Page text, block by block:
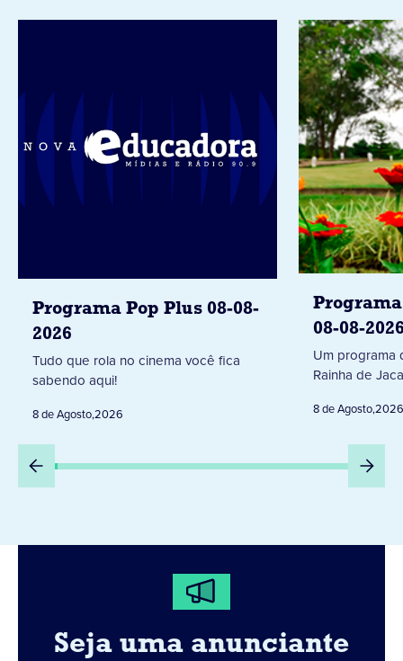
Programa Pop Plus 08-08-
2026
Tudo que rola no cinema você fica
sabendo aqui!
8 de Agosto,2026
08-08-
Um programa
Rainha de
8 de Agosto,2026
Seja uma anunciante